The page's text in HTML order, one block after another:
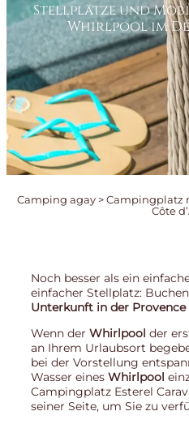
Stellplätze und
Whirlpool im
Camping agay>Campingplatz
Côte
Noch besser als ein
einfacher Stellplatz:
Unterkunft in der
Wenn der Whirlpool der
an Ihrem Urlaubsort
bei der Vorstellung
Wasser eines Whirlpool
Campingplatz Esterel
seiner Seite, um Sie zu